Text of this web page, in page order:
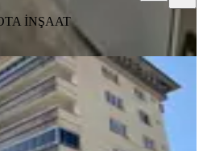
İNŞAAT
Fırsat Daire 3+1
Mahallesi
·6. Kat · 05.08.2026